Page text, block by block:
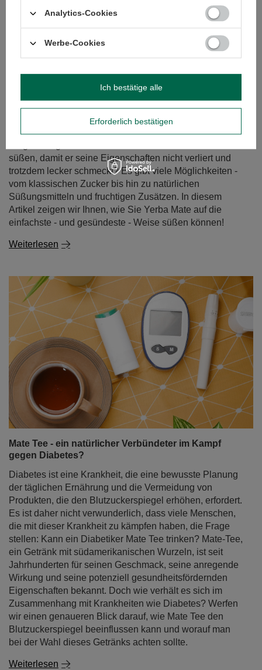
Mate dulce - süßer Mate Tee. Womit und wie wird sie
gesüßt?
dass er in Südamerika oft auch in einer süßen Version
genossen wird. Mate dulce - süßer Yerba Mate - ist eine
großartige Alternative für alle, die einen milderen
Geschmack bevorzugen oder gerade erst mit diesem
süßen, damit er seine Eigenschaften nicht verliert und
trotzdem lecker schmeckt? Es gibt viele Möglichkeiten -
vom klassischen Zucker bis hin zu natürlichen
Süßungsmitteln und fruchtigen Zusätzen. In diesem
Artikel zeigen wir Ihnen, wie Sie Yerba Mate auf die
einfachste - und gesündeste - Weise süßen können!
Weiterlesen
Mate Tee - ein natürlicher Verbündeter im Kampf
gegen Diabetes?
Diabetes ist eine Krankheit, die eine bewusste Planung
der täglichen Ernährung und die Vermeidung von
Produkten, die den Blutzuckerspiegel erhöhen, erfordert.
Es ist daher nicht verwunderlich, dass viele Menschen,
die mit dieser Krankheit zu kämpfen haben, die Frage
stellen: Kann ein Diabetiker Mate Tee trinken? Mate-Tee,
ein Getränk mit südamerikanischen Wurzeln, ist seit
Jahrhunderten für seinen Geschmack, seine anregende
Wirkung und seine potenziell gesundheitsfördernden
Eigenschaften bekannt. Doch wie verhält es sich im
Zusammenhang mit Krankheiten wie Diabetes? Werfen
wir einen genaueren Blick darauf, wie Mate Tee den
Blutzuckerspiegel beeinflussen kann und worauf man
bei der Wahl dieses Getränks achten sollte.
Weiterlesen
Analytics-Cookies
Werbe-Cookies
Erforderlich bestätigen
Ich bestätige alle